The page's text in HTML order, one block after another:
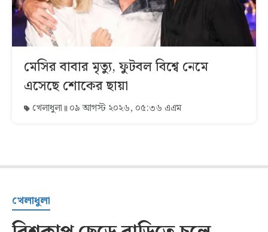
মেসির বাবার মৃত্যু, ফুটবল বিশ্বে নেমে
এসেছে শোকের ছায়া
খেলাধুলা ০৯ আগস্ট ২০২৬, ০৫:৩৬ এএম
খেলাধুলা